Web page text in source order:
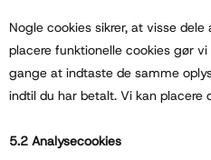
Nogle cookies sikrer, at visse
placere funktionelle cookies gør
gange at indtaste de samme
indtil du har betalt. Vi kan placere
5.2 Analysecookies